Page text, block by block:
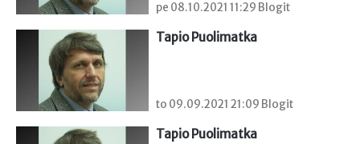
pe 08.10.2021 11:29 Blogit
Tapio Puolimatka
to 09.09.2021 21:09 Blogit
Tapio Puolimatka